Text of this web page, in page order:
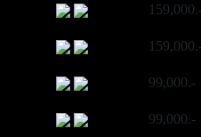
99,000.-
99,000.-